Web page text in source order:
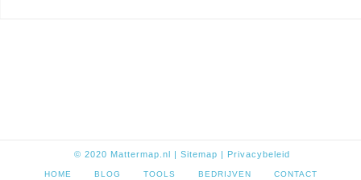
© 2020 Mattermap.nl | Sitemap | Privacybeleid
HOME BLOG TOOLS BEDRIJVEN CONTACT